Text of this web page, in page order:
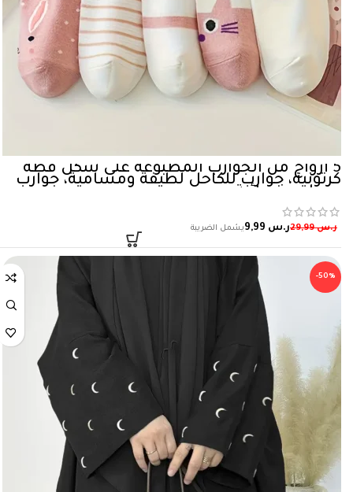
5 أزواج من الجوارب المطبوعة على شكل قطة
كرتونية، جوارب للكاحل لطيفة ومسامية، جوارب
وجوارب نسائية
ر.س29,99 ر.س
-50%